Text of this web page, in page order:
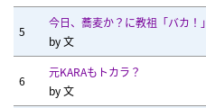
5
今日、蕎麦か？に教祖「バカ！」
by文
6
元KARAもトカラ？
by文